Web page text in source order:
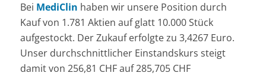
Bei MediClin haben wir unsere Position durch
Kauf von 1.781 Aktien auf glatt 10.000 Stück
aufgestockt. Der Zukauf erfolgte zu 3,4267 Euro.
Unser durchschnittlicher Einstandskurs steigt
damit von 256,81 CHF auf 285,705 CHF